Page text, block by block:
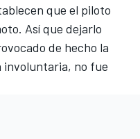
que el piloto
Así que dejarlo
de hecho la
involuntaria, no fue